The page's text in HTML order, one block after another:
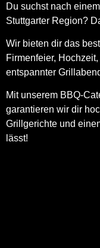
Du suchst nach
Stuttgarter Region?
Wir bieten dir das
Firmenfeier,
entspannter
Mit unserem BBQ-
garantieren wir dir
Grillgerichte und
lässt!